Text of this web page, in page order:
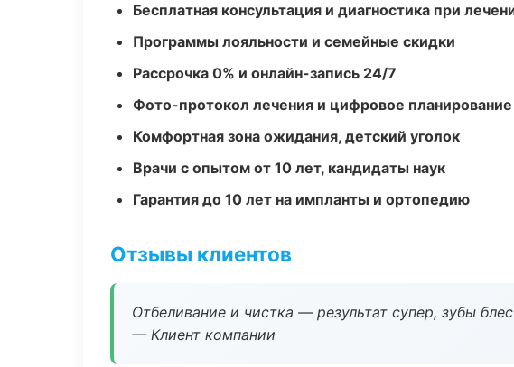
Бесплатная консультация и диагностика при
Программы лояльности и семейные скидки
Рассрочка 0% и онлайн-запись 24/7
Фото-протокол лечения и цифровое планирование
Комфортная зона ожидания, детский уголок
Врачи с опытом от 10 лет, кандидаты наук
Гарантия до 10 лет на импланты и ортопедию
Отзывы клиентов
Отбеливание и чистка — результат супер, зубы
— Клиент компании